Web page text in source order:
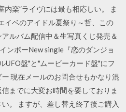
内楽”ライヴには最も相応しい。 ま
イベのアイドル夏祭り～哲、この
ルバム配信中＆生写真くじ発売＆
ンボーNew single『恋のダンジョ
UFO盤"と"ムービーカード盤"にフ
現在メールのお問合せもかなり混
までに大変お時間を要しておりま
。 ますが、差し替え終了後ご購入